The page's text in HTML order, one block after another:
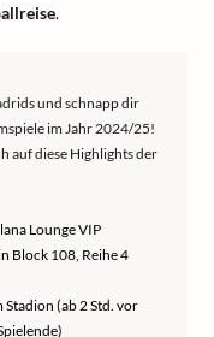
.
und schnapp dir
im Jahr 2024/25!
auf diese Highlights der
Lounge VIP
Block 108, Reihe 4
Stadion (ab 2 Std. vor